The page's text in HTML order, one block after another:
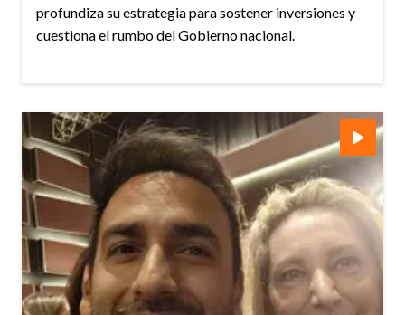
profundiza su estrategia para sostener inversiones y
cuestiona el rumbo del Gobierno nacional.